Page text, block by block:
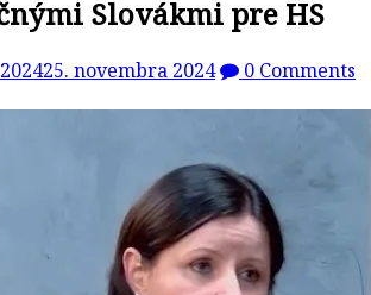
Slovákmi pre HS
25. novembra 2024
0 Comments